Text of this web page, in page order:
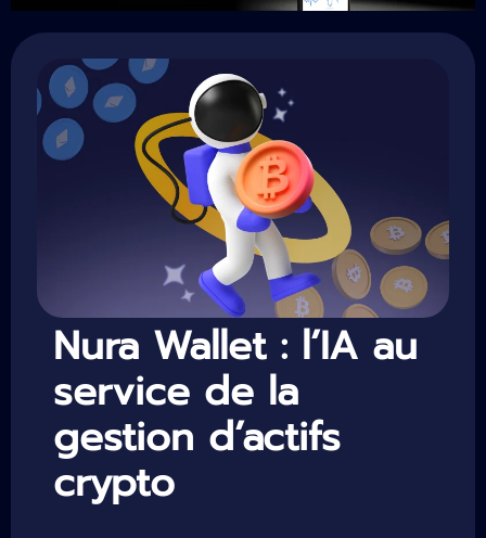
Nura Wallet : l’IA au
service de la
gestion d’actifs
crypto